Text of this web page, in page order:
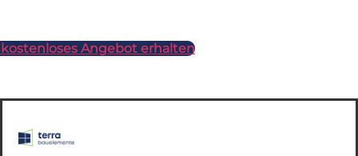
Angebot erhalten